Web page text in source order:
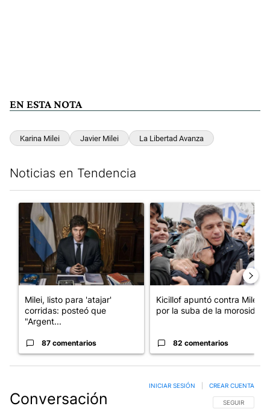
EN ESTA NOTA
Karina Milei Javier Milei La Libertad Avanza
Noticias en Tendencia
Un artículo de tendencia con el título "Milei, listo para 'atajar'
Milei, listo para 'atajar'
corridas: posteó que
"Argent...
87 comentarios
Un artículo de tendencia con
Kicillof apuntó contra Milei
por la suba de la morosida...
82 comentarios
Conversación SIGA ESTA
SEGUIR
INICIAR SESIÓN CREAR CUENTA